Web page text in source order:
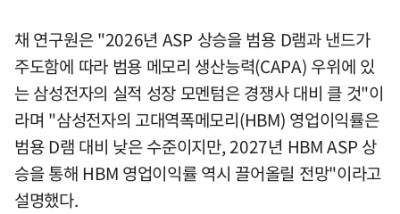
채 연구원은 "2026년 ASP 상승을 범용 D램과 낸드가
주도함에 따라 범용 메모리 생산능력(CAPA) 우위에 있
는 삼성전자의 실적 성장 모멘텀은 경쟁사 대비 클 것"이
라며 "삼성전자의 고대역폭메모리(HBM) 영업이익률은
범용 D램 대비 낮은 수준이지만, 2027년 HBM ASP 상
승을 통해 HBM 영업이익률 역시 끌어올릴 전망"이라고
설명했다.